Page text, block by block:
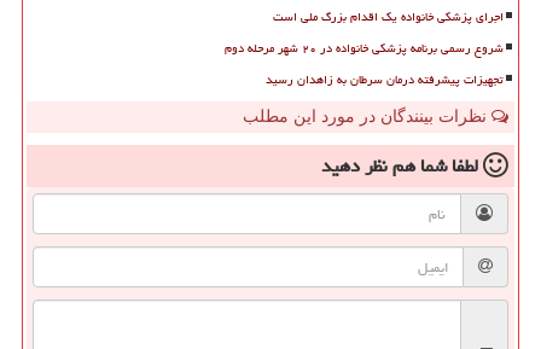
اجرای پزشکی خانواده یک اقدام بزرگ ملی است
شروع رسمی برنامه پزشکی خانواده در ۲۰ شهر مرحله دوم
تجهیزات پیشرفته درمان سرطان به زاهدان رسید
نظرات بینندگان در مورد این مطلب
لطفا شما همنظر دهید